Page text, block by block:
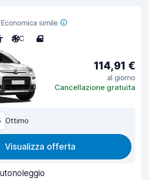
simile
A/C 4
114,91 €
al giorno
Cancellazione gratuita
Ottimo
Visualizza offerta